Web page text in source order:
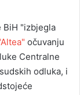
BiH "izbjegla
očuvanju
Centralne
odluka, i